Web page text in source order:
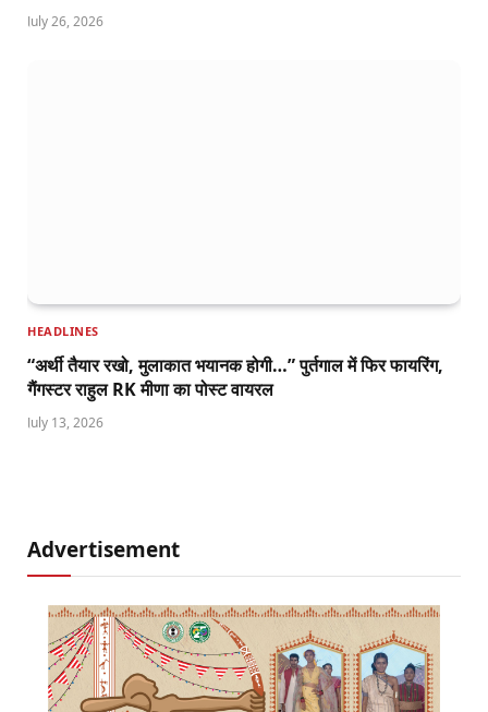
July 26, 2026
HEADLINES
“अर्थी तैयार रखो, मुलाकात भयानक होगी…” पुर्तगाल में फिर फायरिंग,
गैंगस्टर राहुल RK मीणा का पोस्ट वायरल
July 13, 2026
Advertisement